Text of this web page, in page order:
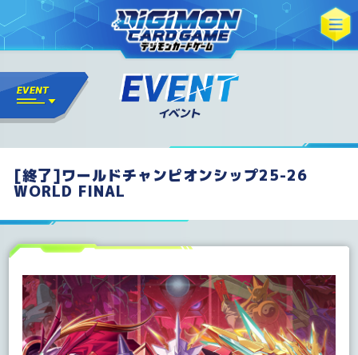
[終了]ワールドチャンピオンシップ25-26
WORLD FINAL